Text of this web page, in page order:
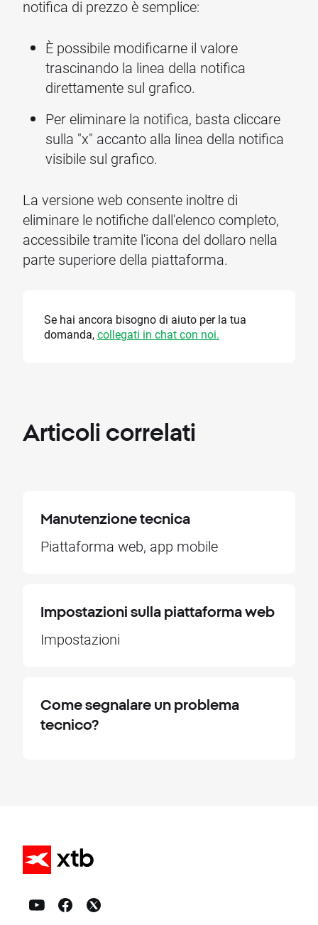
notifica di prezzo è semplice:
È possibile modificarne il valore
trascinando la linea della notifica
direttamente sul grafico.
Per eliminare la notifica, basta cliccare
sulla "x" accanto alla linea della notifica
visibile sul grafico.
La versione web consente inoltre di
eliminare le notifiche dall'elenco completo,
accessibile tramite l'icona del dollaro nella
parte superiore della piattaforma.
Se hai ancora bisogno di aiuto per la tua
domanda,collegati in chat con noi.
Articoli correlati
Manutenzione tecnica
Piattaforma web, app mobile
Impostazioni sulla piattaforma web
Impostazioni
Come segnalare un problema
tecnico?